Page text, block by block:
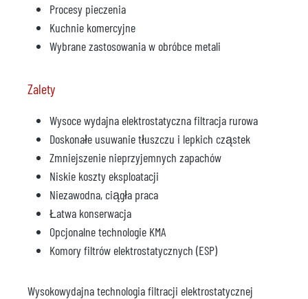
Procesy pieczenia
Kuchnie komercyjne
Wybrane zastosowania w obróbce metali
Zalety
Wysoce wydajna elektrostatyczna filtracja rurowa
Doskonałe usuwanie tłuszczu i lepkich cząstek
Zmniejszenie nieprzyjemnych zapachów
Niskie koszty eksploatacji
Niezawodna, ciągła praca
Łatwa konserwacja
Opcjonalne technologie KMA
Komory filtrów elektrostatycznych (ESP)
Wysokowydajna technologia filtracji elektrostatycznej